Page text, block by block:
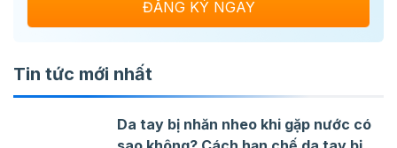
Tin tức mới nhất
Da tay bị nhăn nheo khi gặp nước có